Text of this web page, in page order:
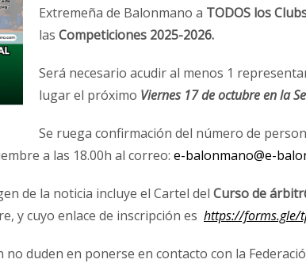
Extremeña de Balonmano a TODOS los
las Competiciones 2025-2026.
Será necesario acudir al menos 1
lugar el próximo Viernes 17 de octubre en la
Se ruega confirmación del número de
a las 18.00h al correo: e-balonmano@e-
de la noticia incluye el Cartel del Curso de
y cuyo enlace de inscripción es https://forms.gle/
no duden en ponerse en contacto con la